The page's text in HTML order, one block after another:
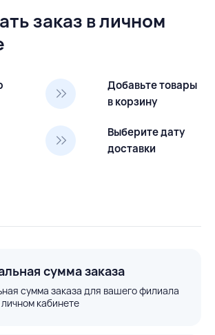
заказ в личном
Добавьте товары
в корзину
Выберите дату
доставки
сумма заказа
сумма заказа для вашего филиала
личном кабинете